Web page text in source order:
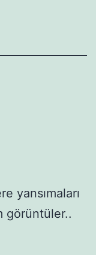
yansımaları
görüntüler..